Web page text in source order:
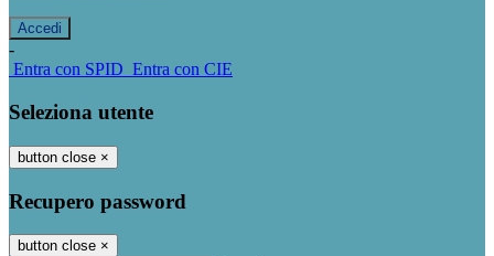
-
Entra con SPID Entra con CIE
Seleziona utente
button close ×
Recupero password
button close ×